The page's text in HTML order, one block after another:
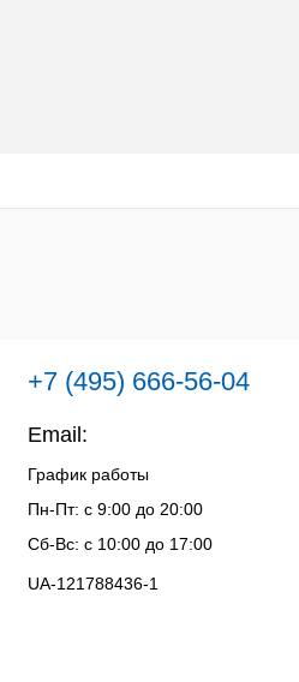
+7 (495) 666-56-04
Email:
График работы
Пн-Пт: с 9:00 до 20:00
Сб-Вс: с 10:00 до 17:00
UA-121788436-1